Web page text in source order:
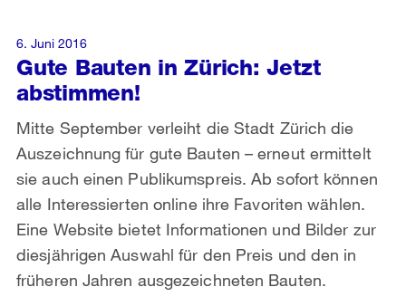
Gute Bauten in Zürich: Jetzt
abstimmen!
Mitte September verleiht die Stadt Zürich die
Auszeichnung für gute Bauten – erneut ermittelt
sie auch einen Publikumspreis. Ab sofort können
alle Interessierten online ihre Favoriten wählen.
Eine Website bietet Informationen und Bilder zur
diesjährigen Auswahl für den Preis und den in
früheren Jahren ausgezeichneten Bauten.
6. Juni 2016